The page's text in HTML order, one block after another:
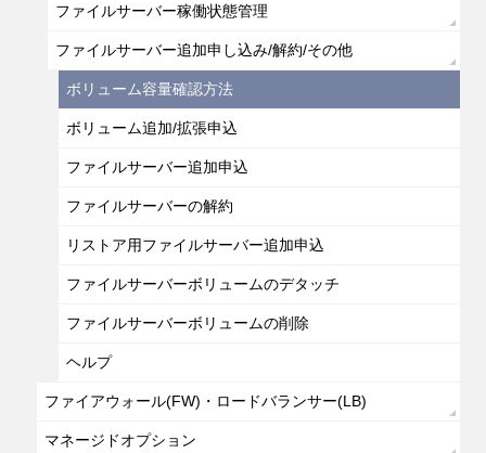
ファイルサーバー稼働状態管理
ファイルサーバー追加申し込み/解約/その他
ボリューム容量確認方法
ボリューム追加/拡張申込
ファイルサーバー追加申込
ファイルサーバーの解約
リストア用ファイルサーバー追加申込
ファイルサーバーボリュームのデタッチ
ファイルサーバーボリュームの削除
ヘルプ
ファイアウォール(FW)・ロードバランサー(LB)
マネージドオプション